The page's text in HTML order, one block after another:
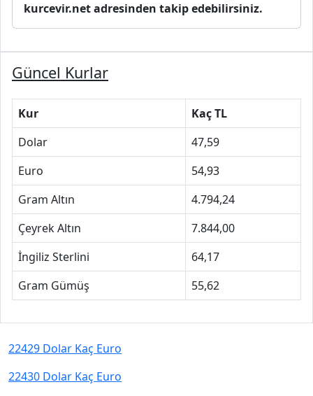
kurcevir.net adresinden takip edebilirsiniz.
Güncel Kurlar
Kur
Kaç TL
Dolar
47,59
Euro
54,93
Gram Altın
4.794,24
Çeyrek Altın
7.844,00
İngiliz Sterlini
64,17
Gram Gümüş
55,62
22429 Dolar Kaç Euro
22430 Dolar Kaç Euro